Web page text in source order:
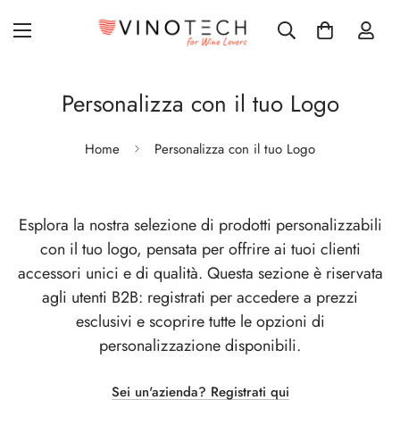
Personalizza con il tuo Logo
Home Personalizza con il tuo Logo
Esplora la nostra selezione di prodotti personalizzabili
con il tuo logo, pensata per offrire ai tuoi clienti
accessori unici e di qualità. Questa sezione è riservata
agli utenti B2B: registrati per accedere a prezzi
esclusivi e scoprire tutte le opzioni di
personalizzazione disponibili.
Sei un'azienda? Registrati qui